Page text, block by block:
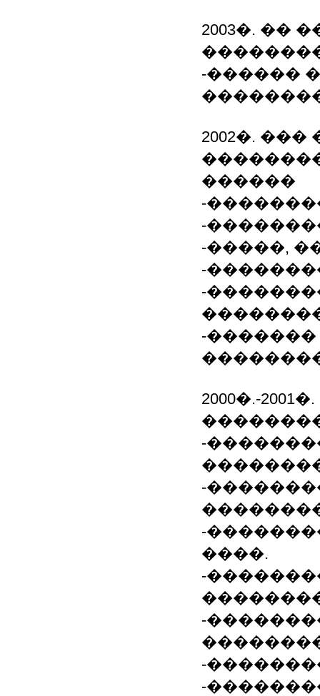
2003�. ��
-������
2002�.
������
-
-
-�����,
-
-
-
2000�.-
-
-
-
����.
-
-
-
-